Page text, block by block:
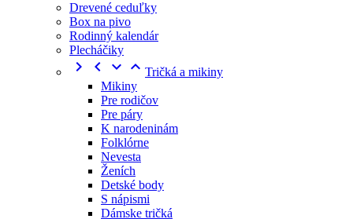
Drevené ceduľky
Box na pivo
Rodinný kalendár
Plecháčiky
    Tričká a mikiny
Mikiny
Pre rodičov
Pre páry
K narodeninám
Folklórne
Nevesta
Ženích
Detské body
S nápismi
Dámske tričká